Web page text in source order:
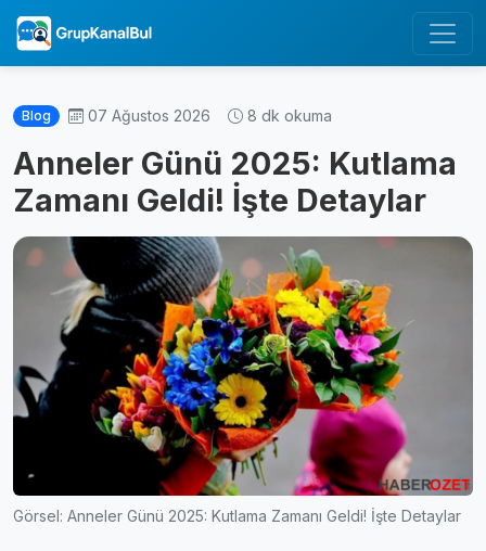
Blog 07 Ağustos 2026 8 dk okuma
Anneler Günü 2025: Kutlama
Zamanı Geldi! İşte Detaylar
Görsel: Anneler Günü 2025: Kutlama Zamanı Geldi! İşte Detaylar